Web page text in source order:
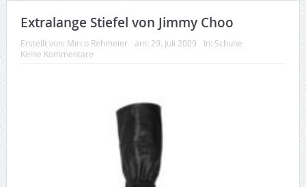
Extralange Stiefel von Jimmy Choo
Erstellt von: Mirco Rehmeier am: 29. Juli 2009 In: Schuhe
Keine Kommentare